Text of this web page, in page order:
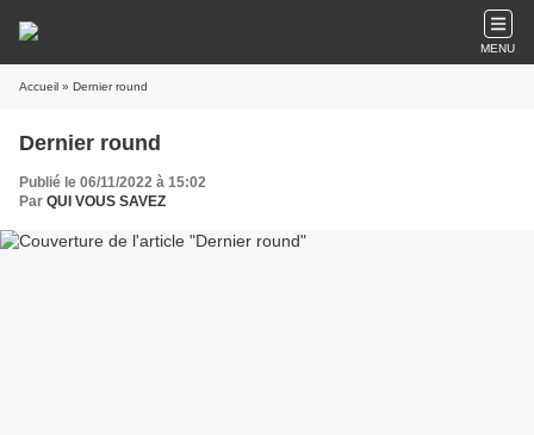
MENU
Accueil » Dernier round
Dernier round
Publié le 06/11/2022 à 15:02
Par QUI VOUS SAVEZ